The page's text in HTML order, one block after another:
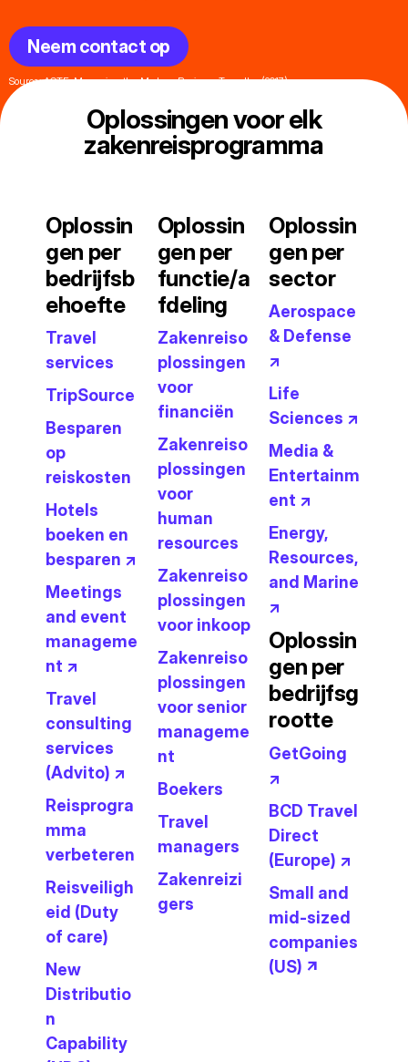
Neem contact op
Source: ACTE, Managing the Modern Business Traveller (2017)
Oplossingen voor elk
zakenreisprogramma
Oplossin
gen per
bedrijfsb
ehoefte
Travel
services
TripSource
Besparen
op
reiskosten
Hotels
boeken en
besparen ↗
Meetings
and event
manageme
nt ↗
Travel
consulting
services
(Advito) ↗
Reisprogra
mma
verbeteren
Reisveiligh
eid (Duty
of care)
New
Distributio
n
Capability
Oplossin
gen per
functie/a
fdeling
Zakenreiso
plossingen
voor
financiën
Zakenreiso
plossingen
voor
human
resources
Zakenreiso
plossingen
voor inkoop
Zakenreiso
plossingen
voor senior
manageme
nt
Boekers
Travel
managers
Zakenreizi
gers
Oplossin
gen per
sector
Aerospace
& Defense
↗
Life
Sciences ↗
Media &
Entertainm
ent ↗
Energy,
Resources,
and Marine
↗
Oplossin
gen per
bedrijfsg
rootte
GetGoing
↗
BCD Travel
Direct
(Europe) ↗
Small and
mid-sized
companies
(US) ↗